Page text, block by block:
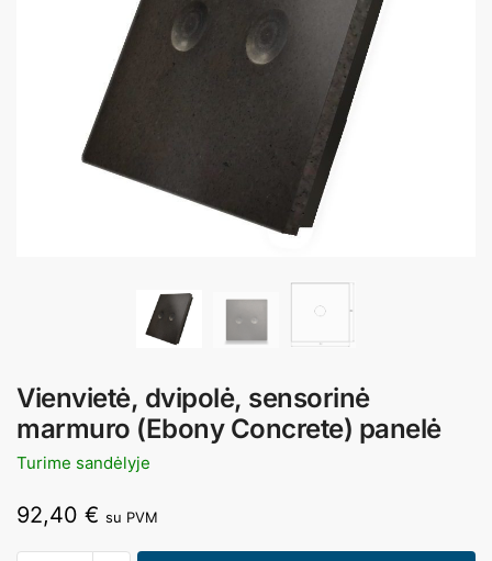
Vienvietė, dvipolė, sensorinė
marmuro (Ebony Concrete) panelė
Turime sandėlyje
92,40 € su PVM